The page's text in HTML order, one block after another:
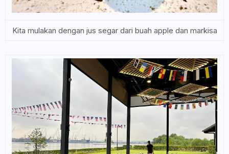
Kita mulakan dengan jus segar dari buah apple dan markisa